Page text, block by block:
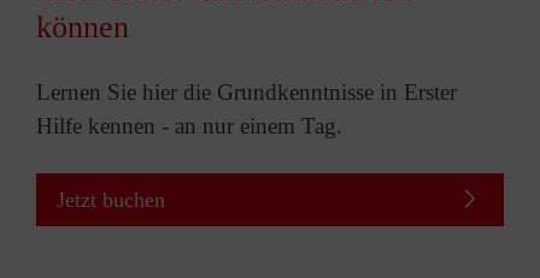
können
Lernen Sie hier die Grundkenntnisse in Erster
Hilfe kennen - an nur einem Tag.
Jetzt buchen